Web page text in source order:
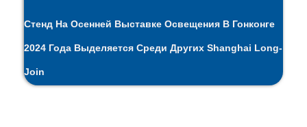
Стенд На Осенней Выставке Освещения В Гонконге
2024 Года Выделяется Среди Других Shanghai Long-
Join